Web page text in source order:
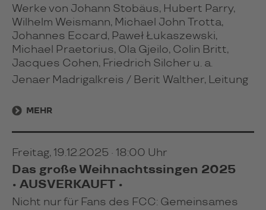
Werke von Johann Stobäus, Hubert Parry,
Wilhelm Weismann, Michael John Trotta,
Johannes Eccard, Paweł Łukaszewski,
Michael Praetorius, Ola Gjeilo, Colin Britt,
Jacques Cohen, Friedrich Silcher u. a.
Jenaer Madrigalkreis / Berit Walther, Leitung
MEHR
Freitag, 19.12.2025 · 18:00 Uhr
Das große Weihnachtssingen 2025
• AUSVERKAUFT •
Nicht nur für Fans des FCC: Gemeinsames